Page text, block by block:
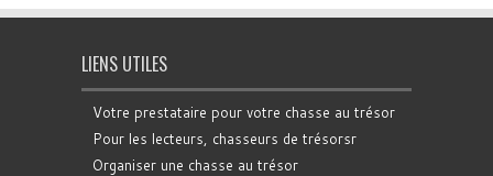
LIENS UTILES
Votre prestataire pour votre chasse au trésor
Pour les lecteurs, chasseurs de trésorsr
Organiser une chasse au trésor